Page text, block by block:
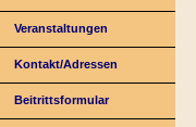
Veranstaltungen
Kontakt/Adressen
Beitrittsformular